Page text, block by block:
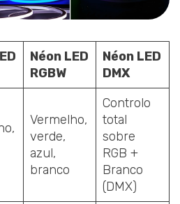
Néon LED
RGBW
Néon LED
DMX
Vermelho,
verde,
azul,
branco
Controlo
total
sobre
RGB +
Branco
(DMX)